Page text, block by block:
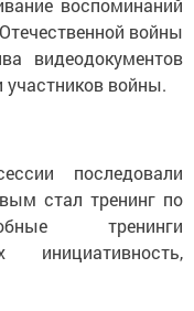
воспоминаний
войны
видеодокументов
войны.
последовали
стал тренинг по
тренинги